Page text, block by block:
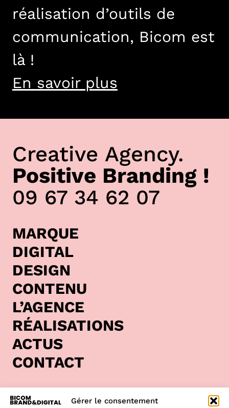
Gérer le consentement
réalisation d’outils de
communication, Bicom est
là !
En savoir plus
Creative Agency.
Positive Branding !
09 67 34 62 07
MARQUE
DIGITAL
DESIGN
CONTENU
L’AGENCE
RÉALISATIONS
ACTUS
CONTACT
Clisson, au cœur de la région Pays de la Loire. Nous